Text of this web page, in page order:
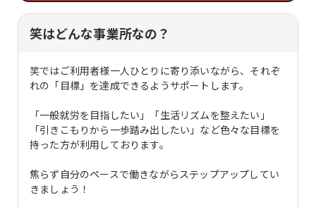
笑はどんな事業所なの？
笑ではご利用者様一人ひとりに寄り添いながら、それぞ
れの「目標」を達成できるようサポートします。
「一般就労を目指したい」「生活リズムを整えたい」
「引きこもりから一歩踏み出したい」など色々な目標を
持った方が利用しております。
焦らず自分のペースで働きながらステップアップしてい
きましょう！